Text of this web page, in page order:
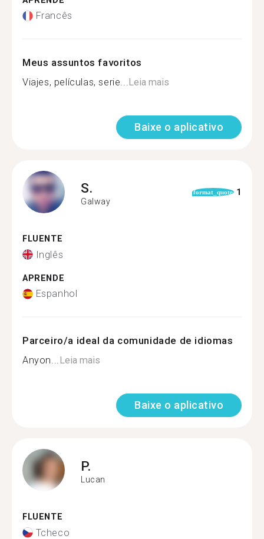
Francês
Meus assuntos favoritos
Viajes, películas, serie...Leia mais
Baixe o aplicativo
S.
Galway
format_quote 1
FLUENTE
Inglês
APRENDE
Espanhol
Parceiro/a ideal da comunidade de idiomas
Anyon...Leia mais
Baixe o aplicativo
P.
Lucan
FLUENTE
Tcheco